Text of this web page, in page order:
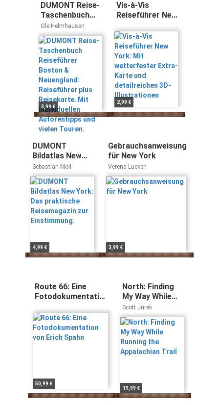
DUMONT Reise-
Taschenbuch
Reiseführer
Boston &
Neuengland:
Reiseführer plus
Reisekarte. Mit
individuellen
Autorentipps
und vielen
Touren.
Ole Helmhausen
3,99 €
Vis-à-Vis
Reiseführer New
wetterfester
Extra-Karte und
detailreichen
3D-Illustrationen
2,99 €
DUMONT
Bildatlas New
York: Das
praktische
Reisemagazin
zur
Einstimmung.
Sebastian Moll
4,99 €
Gebrauchsanweisung
für New York
Verena Lueken
3,99 €
Route 66: Eine
Fotodokumentation
50,99 €
North: Finding
My Way While
Running the
Appalachian
Trail
Scott Jurek
19,99 €